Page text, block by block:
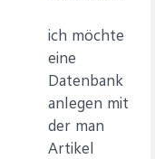
ich möchte
eine
Datenbank
anlegen mit
der man
Artikel